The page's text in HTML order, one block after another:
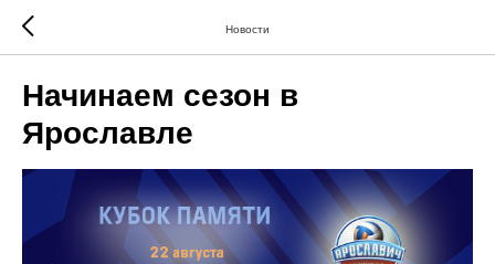
Новости
Начинаем сезон в
Ярославле